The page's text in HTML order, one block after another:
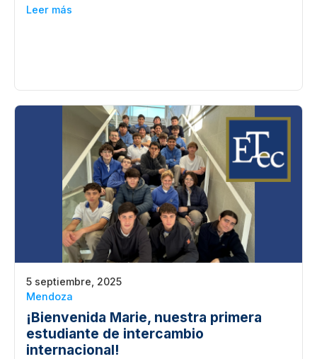
Leer más
5 septiembre, 2025
Mendoza
¡Bienvenida Marie, nuestra primera
estudiante de intercambio
internacional!